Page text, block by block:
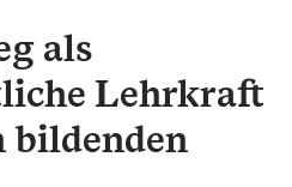
als
Lehrkraft
bildenden